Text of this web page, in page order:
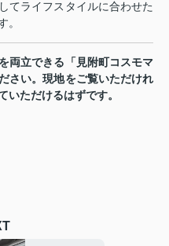
てライフスタイルに合わせた
。
両立できる「見附町コスモマ
さい。現地をご覧いただけれ
いただけるはずです。